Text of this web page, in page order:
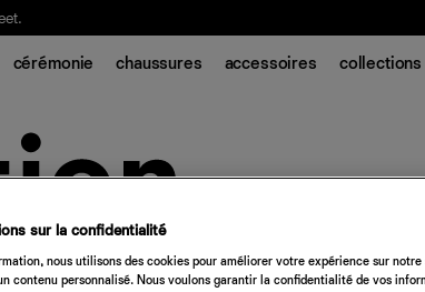
cérémonie chaussures accessoires collections
sur la confidentialité
nous utilisons des cookies pour améliorer votre expérience sur
contenu personnalisé. Nous voulons garantir la confidentialité de vos